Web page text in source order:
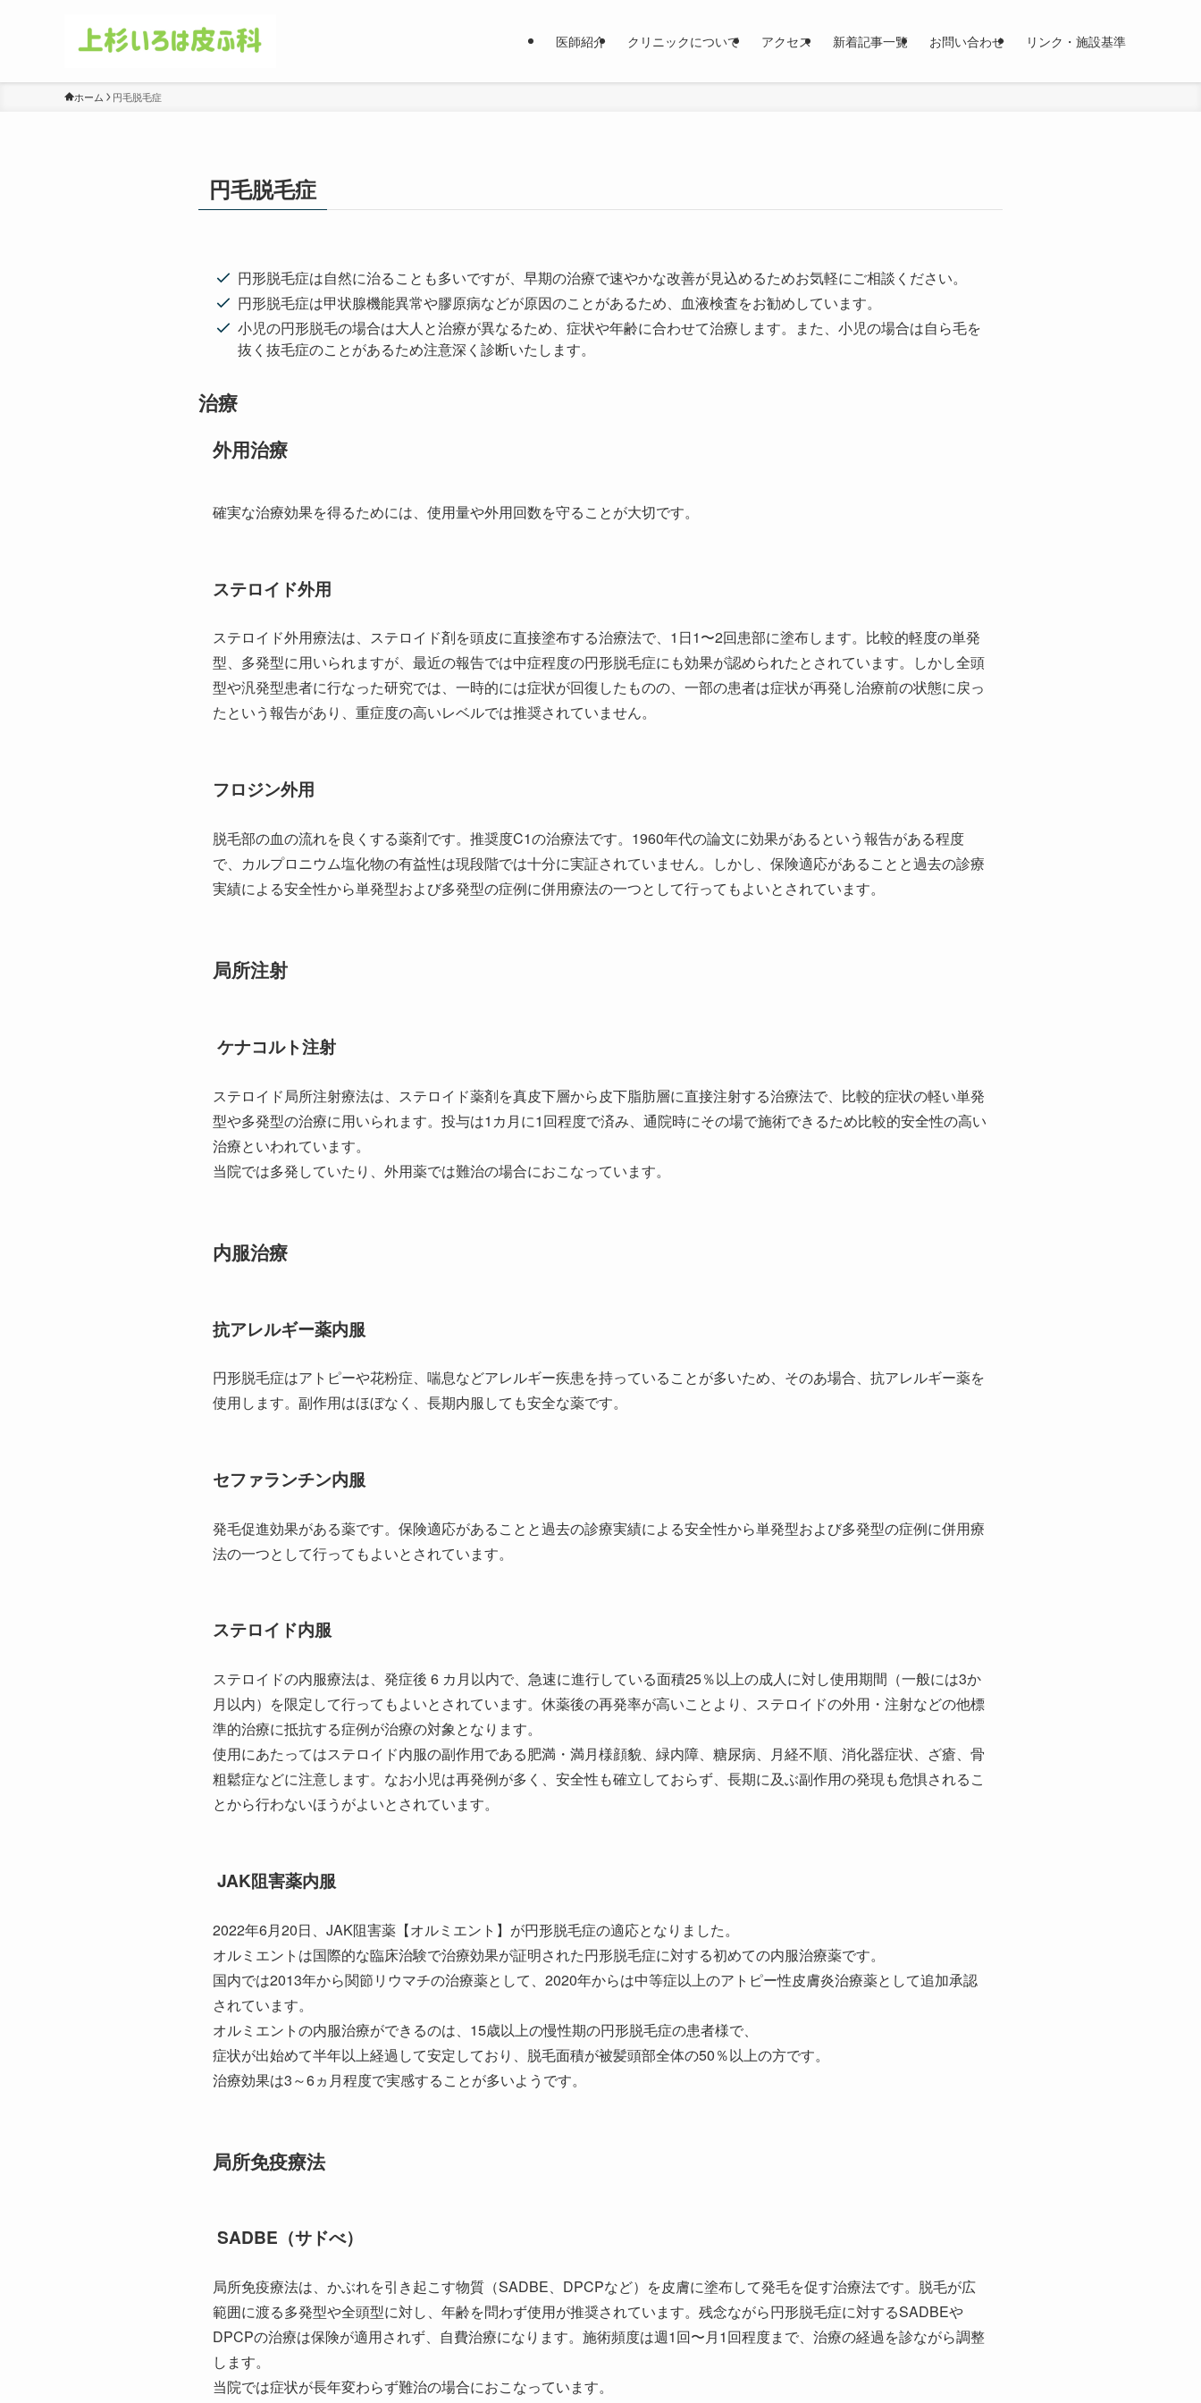
医師紹介 クリニックについて アクセス 新着記事一覧 お問い合わせ リンク・施設基準
ホーム 円毛脱毛症
円毛脱毛症
円形脱毛症は自然に治ることも多いですが、早期の治療で速やかな改善が見込めるためお気軽にご相談ください。
円形脱毛症は甲状腺機能異常や膠原病などが原因のことがあるため、血液検査をお勧めしています。
小児の円形脱毛の場合は大人と治療が異なるため、症状や年齢に合わせて治療します。また、小児の場合は自ら毛を
抜く抜毛症のことがあるため注意深く診断いたします。
治療
外用治療
確実な治療効果を得るためには、使用量や外用回数を守ることが大切です。
ステロイド外用
ステロイド外用療法は、ステロイド剤を頭皮に直接塗布する治療法で、1日1〜2回患部に塗布します。比較的軽度の単発
型、多発型に用いられますが、最近の報告では中症程度の円形脱毛症にも効果が認められたとされています。しかし全頭
型や汎発型患者に行なった研究では、一時的には症状が回復したものの、一部の患者は症状が再発し治療前の状態に戻っ
たという報告があり、重症度の高いレベルでは推奨されていません。
フロジン外用
脱毛部の血の流れを良くする薬剤です。推奨度C1の治療法です。1960年代の論文に効果があるという報告がある程度
で、カルプロニウム塩化物の有益性は現段階では十分に実証されていません。しかし、保険適応があることと過去の診療
実績による安全性から単発型および多発型の症例に併用療法の一つとして行ってもよいとされています。
局所注射
ケナコルト注射
ステロイド局所注射療法は、ステロイド薬剤を真皮下層から皮下脂肪層に直接注射する治療法で、比較的症状の軽い単発
型や多発型の治療に用いられます。投与は1カ月に1回程度で済み、通院時にその場で施術できるため比較的安全性の高い
治療といわれています。
当院では多発していたり、外用薬では難治の場合におこなっています。
内服治療
抗アレルギー薬内服
円形脱毛症はアトピーや花粉症、喘息などアレルギー疾患を持っていることが多いため、そのあ場合、抗アレルギー薬を
使用します。副作用はほぼなく、長期内服しても安全な薬です。
セファランチン内服
発毛促進効果がある薬です。保険適応があることと過去の診療実績による安全性から単発型および多発型の症例に併用療
法の一つとして行ってもよいとされています。
ステロイド内服
ステロイドの内服療法は、発症後 6 カ月以内で、急速に進行している面積25％以上の成人に対し使用期間（一般には3か
月以内）を限定して行ってもよいとされています。休薬後の再発率が高いことより、ステロイドの外用・注射などの他標
準的治療に抵抗する症例が治療の対象となります。
使用にあたってはステロイド内服の副作用である肥満・満月様顔貌、緑内障、糖尿病、月経不順、消化器症状、ざ瘡、骨
粗鬆症などに注意します。なお小児は再発例が多く、安全性も確立しておらず、長期に及ぶ副作用の発現も危惧されるこ
とから行わないほうがよいとされています。
JAK阻害薬内服
2022年6月20日、JAK阻害薬【オルミエント】が円形脱毛症の適応となりました。
オルミエントは国際的な臨床治験で治療効果が証明された円形脱毛症に対する初めての内服治療薬です。
国内では2013年から関節リウマチの治療薬として、2020年からは中等症以上のアトピー性皮膚炎治療薬として追加承認
されています。
オルミエントの内服治療ができるのは、15歳以上の慢性期の円形脱毛症の患者様で、
症状が出始めて半年以上経過して安定しており、脱毛面積が被髪頭部全体の50％以上の方です。
治療効果は3～6ヵ月程度で実感することが多いようです。
局所免疫療法
SADBE（サドべ）
局所免疫療法は、かぶれを引き起こす物質（SADBE、DPCPなど）を皮膚に塗布して発毛を促す治療法です。脱毛が広
範囲に渡る多発型や全頭型に対し、年齢を問わず使用が推奨されています。残念ながら円形脱毛症に対するSADBEや
DPCPの治療は保険が適用されず、自費治療になります。施術頻度は週1回〜月1回程度まで、治療の経過を診ながら調整
します。
当院では症状が長年変わらず難治の場合におこなっています。